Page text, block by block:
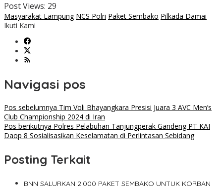
Post Views: 29
Masyarakat Lampung NCS Polri Paket Sembako Pilkada Damai
Ikuti Kami
Navigasi pos
Pos sebelumnya Tim Voli Bhayangkara Presisi Juara 3 AVC Men’s
Club Championship 2024 di Iran
Pos berikutnya Polres Pelabuhan Tanjungperak Gandeng PT KAI
Daop 8 Sosialisasikan Keselamatan di Perlintasan Sebidang
Posting Terkait
BNN SALURKAN 2.000 PAKET SEMBAKO UNTUK KORBAN